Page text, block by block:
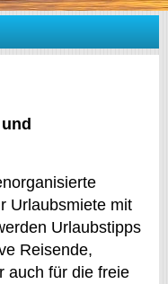
Urlaubsmiete mit
Urlaubstipps
Reisende,
auch für die freie